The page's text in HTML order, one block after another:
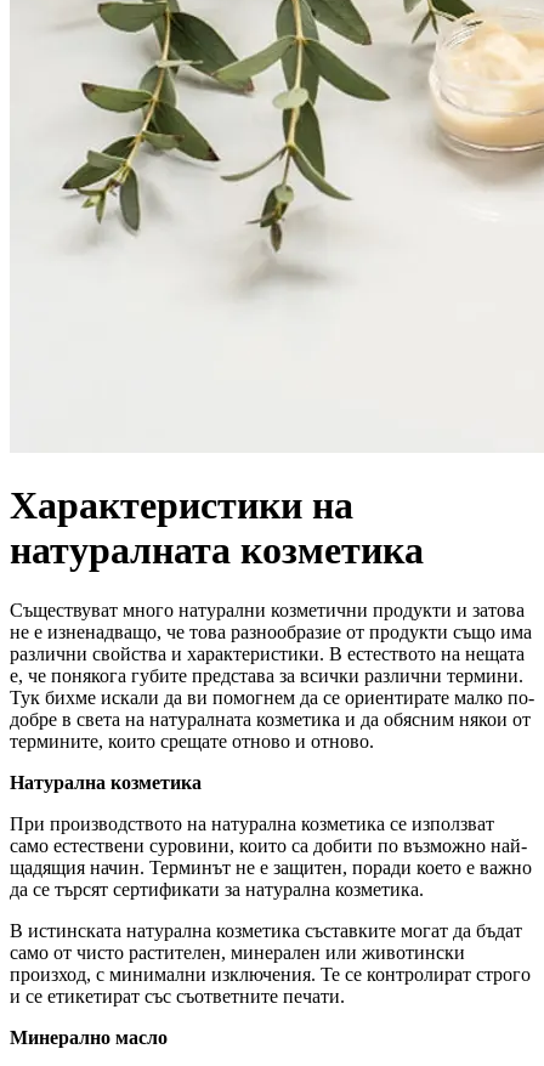
Характеристики на
натуралната козметика
Съществуват много натурални козметични продукти и затова
не е изненадващо, че това разнообразие от продукти също има
различни свойства и характеристики. В естеството на нещата
е, че понякога губите представа за всички различни термини.
Тук бихме искали да ви помогнем да се ориентирате малко по-
добре в света на натуралната козметика и да обясним някои от
термините, които срещате отново и отново.
Натурална козметика
При производството на натурална козметика се използват
само естествени суровини, които са добити по възможно най-
щадящия начин. Терминът не е защитен, поради което е важно
да се търсят сертификати за натурална козметика.
В истинската натурална козметика съставките могат да бъдат
само от чисто растителен, минерален или животински
произход, с минимални изключения. Те се контролират строго
и се етикетират със съответните печати.
Минерално масло